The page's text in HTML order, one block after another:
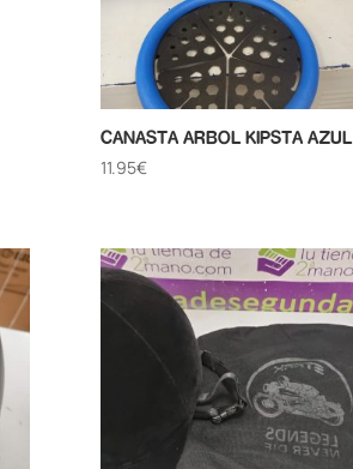
CANASTA ARBOL KIPSTA AZUL
11.95€